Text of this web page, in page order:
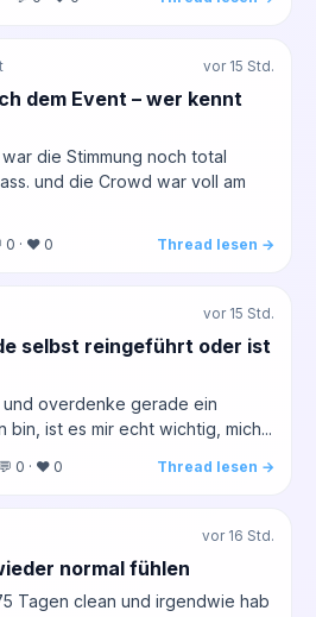
vor 15 Std.
dem Event – wer kennt
die Stimmung noch total
und die Crowd war voll am
0 · ❤️ 0 Thread lesen →
vor 15 Std.
selbst reingeführt oder ist
overdenke gerade ein
bin, ist es mir echt wichtig, mich...
💬 0 · ❤️ 0 Thread lesen →
vor 16 Std.
normal fühlen
Tagen clean und irgendwie hab